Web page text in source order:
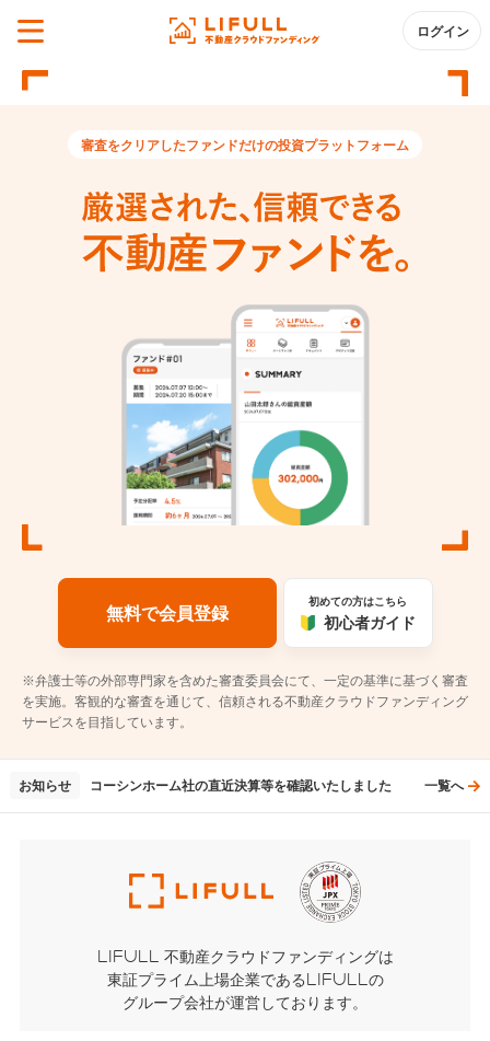
ログイン
審査をクリアしたファンドだけの投資プラットフォーム
無料で会員登録
初めての方はこちら
初心者ガイド
※弁護士等の外部専門家を含めた審査委員会にて、一定の基準に基づく審査
を実施。 客観的な審査を通じて、信頼される不動産クラウドファンディング
サービスを目指しています。
お知らせ
【7/13（月）22:00～翌12:00】システムメンテナンスのお知らせ
【7/13（月）22:00～翌12:00】システムメンテナンスのお知らせ
一覧へ
LIFULL 不動産クラウドファンディングは
東証プライム上場企業であるLIFULLの
グループ会社が運営しております。